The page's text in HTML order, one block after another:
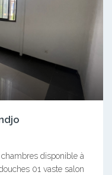
disponible à
01 vaste salon